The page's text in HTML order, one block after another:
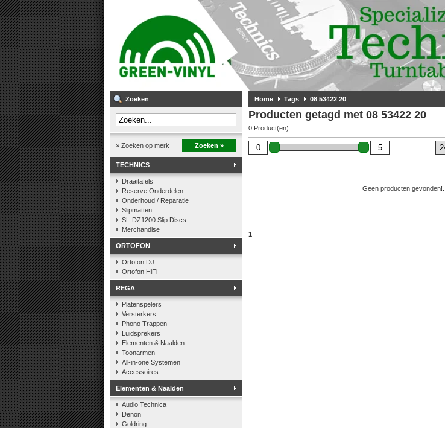
Zoeken
» Zoeken op merk Zoeken »
TECHNICS
Draaitafels
Reserve Onderdelen
Onderhoud / Reparatie
Slipmatten
SL-DZ1200 Slip Discs
Merchandise
ORTOFON
Ortofon DJ
Ortofon HiFi
REGA
Platenspelers
Versterkers
Phono Trappen
Luidsprekers
Elementen & Naalden
Toonarmen
All-in-one Systemen
Accessoires
Elementen & Naalden
Audio Technica
Denon
Goldring
Home Tags 08 53422 20
Producten getagd met 08 53422 20
0 Product(en)
Geen producten gevonden!...
1